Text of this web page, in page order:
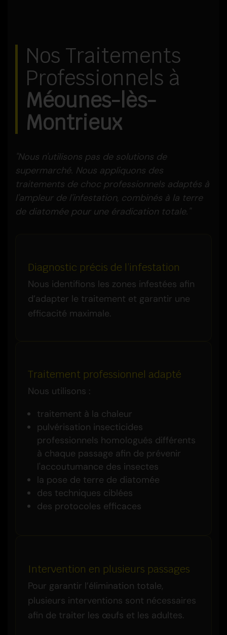
Nos Traitements
Professionnels à
Méounes-lès-
Montrieux
"Nous n'utilisons pas de solutions de
supermarché. Nous appliquons des
traitements de choc professionnels adaptés à
l'ampleur de l'infestation, combinés à la terre
de diatomée pour une éradication totale."
Diagnostic précis de l’infestation
Nous identifions les zones infestées afin
d’adapter le traitement et garantir une
efficacité maximale.
Traitement professionnel adapté
Nous utilisons :
traitement à la chaleur
pulvérisation insecticides
professionnels homologués différents
à chaque passage afin de prévenir
l'accoutumance des insectes
la pose de terre de diatomée
des techniques ciblées
des protocoles efficaces
Intervention en plusieurs passages
Pour garantir l’élimination totale,
plusieurs interventions sont nécessaires
afin de traiter les œufs et les adultes.